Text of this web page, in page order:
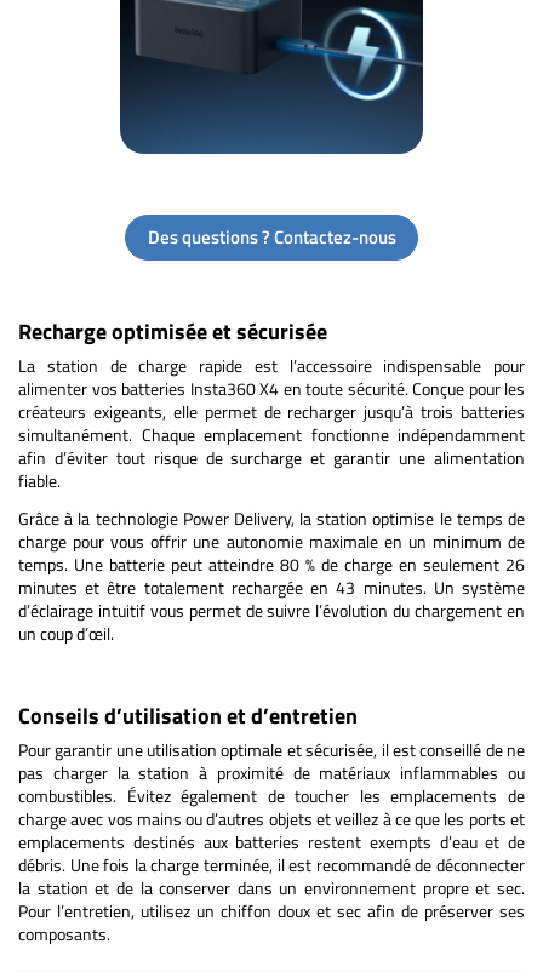
Des questions ? Contactez-nous
Recharge optimisée et sécurisée
La station de charge rapide est l’accessoire indispensable pour
alimenter vos batteries Insta360 X4 en toute sécurité. Conçue pour les
créateurs exigeants, elle permet de recharger jusqu’à trois batteries
simultanément. Chaque emplacement fonctionne indépendamment
afin d’éviter tout risque de surcharge et garantir une alimentation
fiable.
Grâce à la technologie Power Delivery, la station optimise le temps de
charge pour vous offrir une autonomie maximale en un minimum de
temps. Une batterie peut atteindre 80 % de charge en seulement 26
minutes et être totalement rechargée en 43 minutes. Un système
d’éclairage intuitif vous permet de suivre l’évolution du chargement en
un coup d’œil.
Conseils d’utilisation et d’entretien
Pour garantir une utilisation optimale et sécurisée, il est conseillé de ne
pas charger la station à proximité de matériaux inflammables ou
combustibles. Évitez également de toucher les emplacements de
charge avec vos mains ou d’autres objets et veillez à ce que les ports et
emplacements destinés aux batteries restent exempts d’eau et de
débris. Une fois la charge terminée, il est recommandé de déconnecter
la station et de la conserver dans un environnement propre et sec.
Pour l’entretien, utilisez un chiffon doux et sec afin de préserver ses
composants.